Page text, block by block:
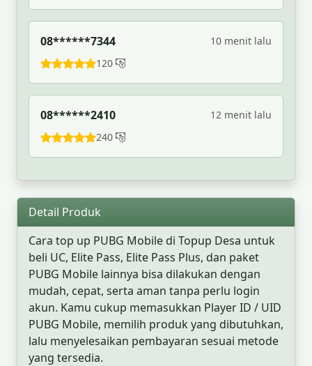
08******7344
10 menit lalu
120
08******2410
12 menit lalu
240
Detail Produk
Cara top up PUBG Mobile di Topup Desa untuk
beli UC, Elite Pass, Elite Pass Plus, dan paket
PUBG Mobile lainnya bisa dilakukan dengan
mudah, cepat, serta aman tanpa perlu login
akun. Kamu cukup memasukkan Player ID / UID
PUBG Mobile, memilih produk yang dibutuhkan,
lalu menyelesaikan pembayaran sesuai metode
yang tersedia.